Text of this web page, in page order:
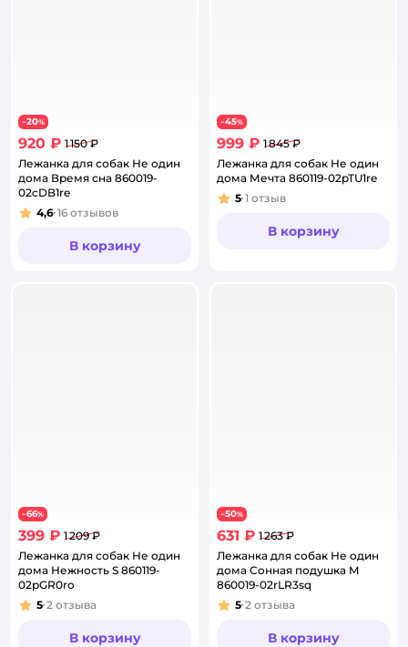
−20%
920 ₽ 1 150 ₽
Лежанка для собак Не один
дома Время сна 860019-
02cDB1re
Рейтинг:
4,6 16 отзывов
В корзину
−45%
999 ₽ 1 845 ₽
Лежанка для собак Не один
дома Мечта 860119-02pTU1re
Рейтинг:
5 1 отзыв
В корзину
−66%
399 ₽ 1 209 ₽
Лежанка для собак Не один
дома Нежность S 860119-
02pGR0ro
Рейтинг:
5 2 отзыва
В корзину
−50%
631 ₽ 1 263 ₽
Лежанка для собак Не один
дома Cонная подушка M
860019-02rLR3sq
Рейтинг:
5 2 отзыва
В корзину